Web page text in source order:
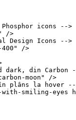
icons -->
/>
Design Icons -->
" />
dark, din Carbon
moon" />
plâns la hover --
smiling-eyes